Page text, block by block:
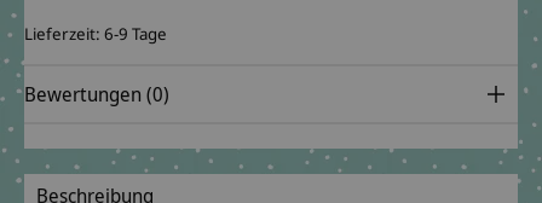
Lieferzeit: 6-9 Tage
Bewertungen (0)
Beschreibung